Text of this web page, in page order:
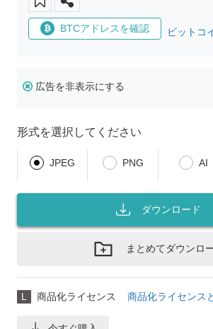
BTCアドレスを確認 ビットコ
広告を非表示にする
形式を選択してください
JPEG PNG AI
ダウンロード
まとめてダウンロ
L 商品化ライセンス 商品化ライセンス